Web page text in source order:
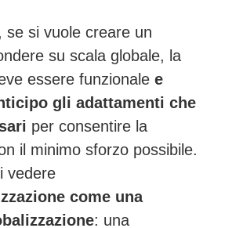
se si vuole creare un
su scala globale, la
essere funzionale e
gli adattamenti che
per consentire la
il minimo sforzo possibile.
vedere
come una
: una